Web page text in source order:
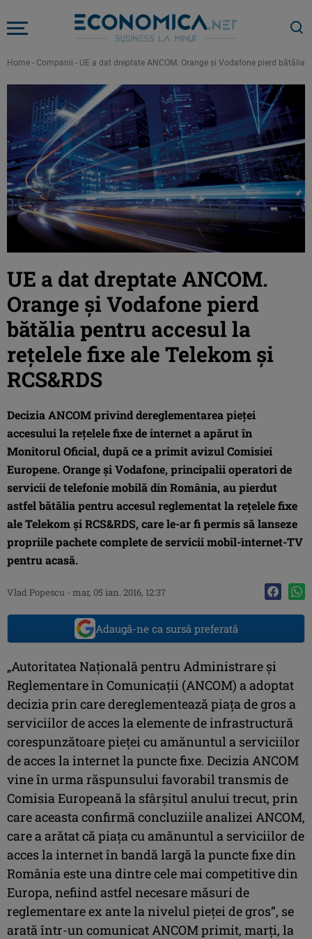
Home - Companii - UE a dat dreptate ANCOM. Orange şi Vodafone pierd bătălia
UE a dat dreptate ANCOM.
Orange şi Vodafone pierd
bătălia pentru accesul la
reţelele fixe ale Telekom şi
RCS&RDS
Decizia ANCOM privind dereglementarea pieţei
accesului la reţelele fixe de internet a apărut în
Monitorul Oficial, după ce a primit avizul Comisiei
Europene. Orange şi Vodafone, principalii operatori de
servicii de telefonie mobilă din România, au pierdut
astfel bătălia pentru accesul reglementat la reţelele fixe
ale Telekom şi RCS&RDS, care le-ar fi permis să lanseze
propriile pachete complete de servicii mobil-internet-TV
pentru acasă.
Vlad Popescu - mar, 05 ian. 2016, 12:37
Adaugă-ne ca sursă preferată
„Autoritatea Națională pentru Administrare și
Reglementare în Comunicații (ANCOM) a adoptat
decizia prin care dereglementează piața de gros a
serviciilor de acces la elemente de infrastructură
corespunzătoare pieței cu amănuntul a serviciilor
de acces la internet la puncte fixe. Decizia ANCOM
vine în urma răspunsului favorabil transmis de
Comisia Europeană la sfârșitul anului trecut, prin
care aceasta confirmă concluziile analizei ANCOM,
care a arătat că piața cu amănuntul a serviciilor de
acces la internet în bandă largă la puncte fixe din
România este una dintre cele mai competitive din
Europa, nefiind astfel necesare măsuri de
reglementare ex ante la nivelul pieței de gros”, se
arată într-un comunicat ANCOM primit, marţi, la